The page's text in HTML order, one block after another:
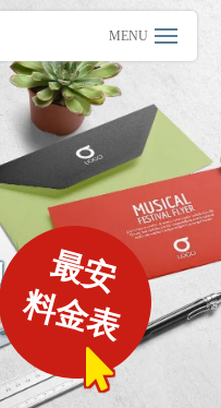
ペア最安
料金表